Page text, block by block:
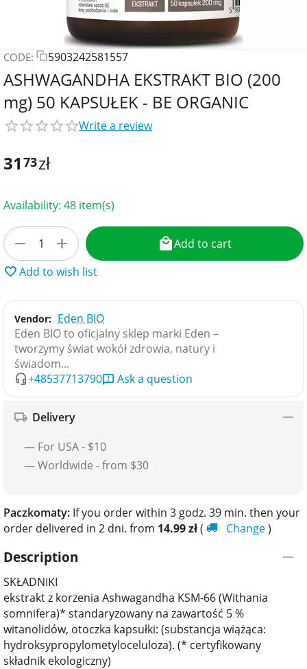
CODE: 5903242581557
ASHWAGANDHA EKSTRAKT BIO (200
mg) 50 KAPSUŁEK - BE ORGANIC
Write a review
31 73zł
Availability: 48 item(s)
+
−
Add to cart
Add to wish list
Vendor: Eden BIO
Eden BIO to oficjalny sklep marki Eden –
tworzymy świat wokół zdrowia, natury i
świadom...
+48537713790
Ask a question
Delivery
— For USA - $10
— Worldwide - from $30
Paczkomaty: If you order within 3 godz. 39 min. then your
order delivered in 2 dni. from 14.99zł( Change)
Description
SKŁADNIKI
ekstrakt z korzenia Ashwagandha KSM-66 (Withania
somnifera)* standaryzowany na zawartość 5 %
witanolidów, otoczka kapsułki: (substancja wiążąca:
hydroksypropylometyloceluloza). (* certyfikowany
składnik ekologiczny)